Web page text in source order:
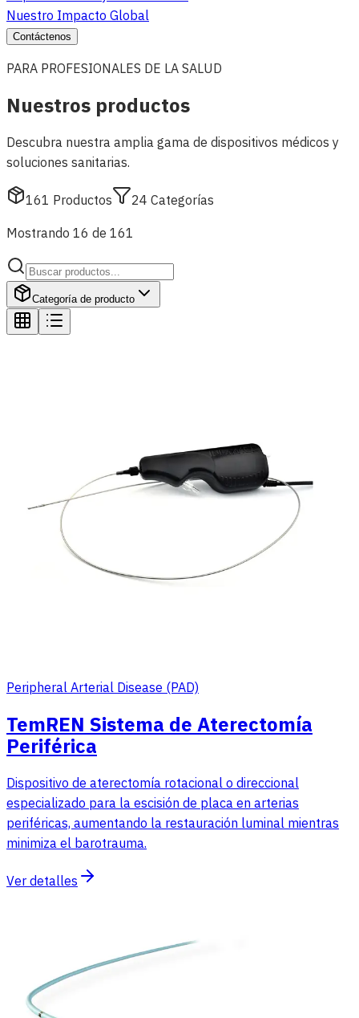
Nuestro Impacto Global
Contáctenos
PARA PROFESIONALES DE LA SALUD
Nuestros productos
Descubra nuestra amplia gama de dispositivos médicos y
soluciones sanitarias.
161 Productos 24 Categorías
Mostrando 16 de 161
Categoría de producto
Peripheral Arterial Disease (PAD)
TemREN Sistema de Aterectomía
Periférica
Dispositivo de aterectomía rotacional o direccional
especializado para la escisión de placa en arterias
periféricas, aumentando la restauración luminal mientras
minimiza el barotrauma.
Ver detalles